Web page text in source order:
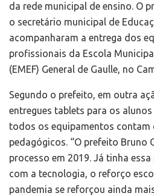
da rede municipal de ensino. O
o secretário municipal de
acompanharam a entrega dos
profissionais da Escola
(EMEF) General de Gaulle, no
Segundo o prefeito, em outra
entregues tablets para os
todos os equipamentos contam
pedagógicos. “O prefeito Bruno
processo em 2019. Já tinha
com a tecnologia, o reforço
pandemia se reforçou ainda